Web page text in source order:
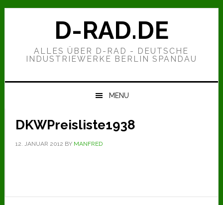
Zur
Hauptnavigation
Zum
Zur
D-RAD.DE
ALLES ÜBER D-RAD - DEUTSCHE
INDUSTRIEWERKE BERLIN SPANDAU
MENU
DKWPreisliste1938
12. JANUAR 2012 BY MANFRED